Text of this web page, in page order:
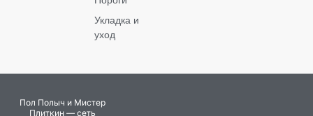
Укладка и
уход
Пол Полыч и Мистер
Плиткин — сеть